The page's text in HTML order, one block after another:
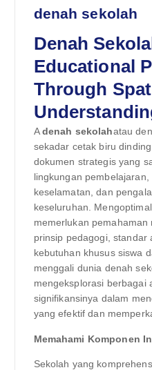
denah sekolah
Denah
Educational
Through
Adenah sekolahatau
sekadar cetak biru
dokumen strategis yang
lingkungan
keselamatan, dan
keseluruhan.
memerlukan
prinsip pedagogi, standar
kebutuhan khusus siswa
menggali dunia denah
mengeksplorasi berbagai
signifikansinya dalam
yang efektif dan
Memahami Komponen
Sekolah yang